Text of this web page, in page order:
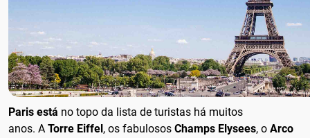
Paris está no topo da lista de turistas há muitos
anos. A Torre Eiffel, os fabulosos Champs Elysees, o Arco